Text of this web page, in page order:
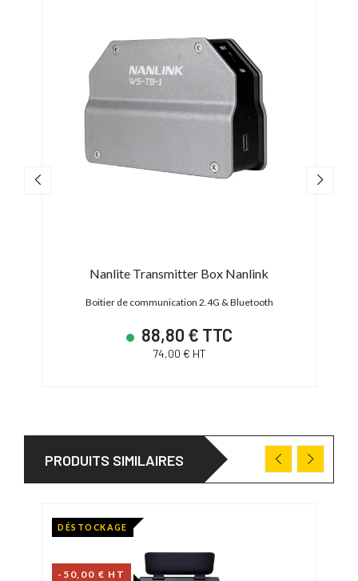
Nanlite Transmitter Box Nanlink
Boitier de communication 2.4G & Bluetooth
88,80 € TTC
74,00 € HT
PRODUITS SIMILAIRES
DÉSTOCKAGE
-50,00 € HT